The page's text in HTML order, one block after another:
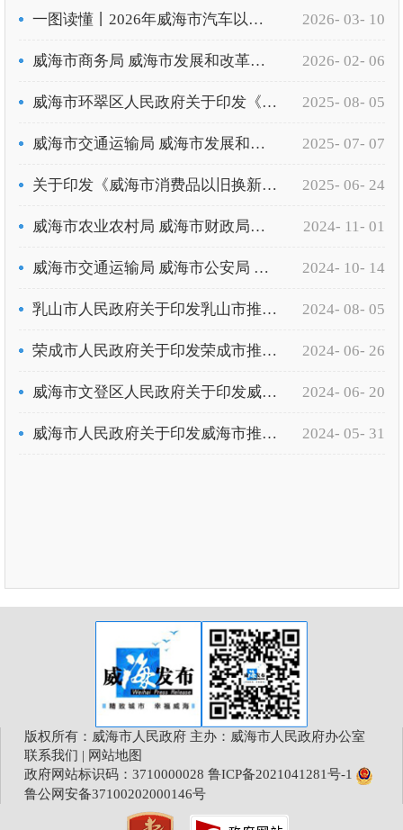
一图读懂丨2026年威海市汽车以旧换新补贴实施细则 2026- 03- 10
威海市商务局 威海市发展和改革委员会 威海市财政局 威海市工业和信息化局 威海市公安局 威海市生态和环境局 威海市市场监督管理局 国家税务总局威海市税务局关于印发《2026年威海市汽车以旧换新补贴实施细则》的通知（威商务字〔2026〕10号） 2026- 02- 06
威海市环翠区人民政府关于印发《威海市环翠区推动大规模设备更新和消费品以旧换新工作落实方案》的通知（威环政发〔2024〕7号） 2025- 08- 05
威海市交通运输局 威海市发展和改革委员会 威海市公安局 威海市财政局 威海市商务局 威海市行政审批服务局关于印发《威海市2025年老旧营运货车报废更新补贴实施方案》的通知（威交发〔2025〕63号） 2025- 07- 07
关于印发《威海市消费品以旧换新居家适老化改造补贴实施细则》的通知（威民函〔2025〕32号） 2025- 06- 24
威海市农业农村局 威海市财政局关于印发《威海市2024-2026年农机购置与应用补贴实施方案》的通知（威农字〔2024〕73号） 2024- 11- 01
威海市交通运输局 威海市公安局 威海市财政局关于印发《威海市新能源城市冷链配送货车更新补贴实施细则》的通知（威交发〔2024〕72号） 2024- 10- 14
乳山市人民政府关于印发乳山市推动大规模设备更新和消费品以旧换新工作落实方案的通知（乳政发〔2024〕8号） 2024- 08- 05
荣成市人民政府关于印发荣成市推动大规模设备更新和消费品以旧换新工作落实方案的通知（荣政发〔2024〕5号） 2024- 06- 26
威海市文登区人民政府关于印发威海市文登区推动大规模设备更新和消费品以旧换新工作落实方案的通知（威文政发〔2024〕8号） 2024- 06- 20
威海市人民政府关于印发威海市推动大规模设备更新和消费品以旧换新工作落实方案的通知（威政发〔2024〕7号） 2024- 05- 31
版权所有：威海市人民政府 主办：威海市人民政府办公室
联系我们 | 网站地图
政府网站标识码：3710000028 鲁ICP备2021041281号-1
鲁公网安备37100202000146号